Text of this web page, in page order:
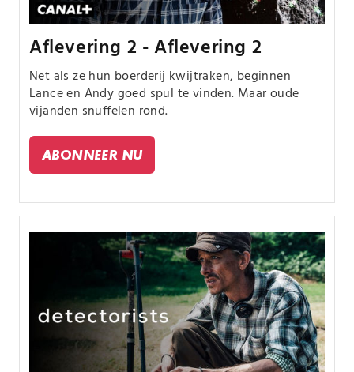
Aflevering 2 - Aflevering 2
Net als ze hun boerderij kwijtraken, beginnen
Lance en Andy goed spul te vinden. Maar oude
vijanden snuffelen rond.
ABONNEER NU